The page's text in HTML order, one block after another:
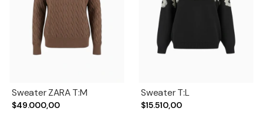
Sweater ZARA T:M
$49.000,00
Sweater T:L
$15.510,00